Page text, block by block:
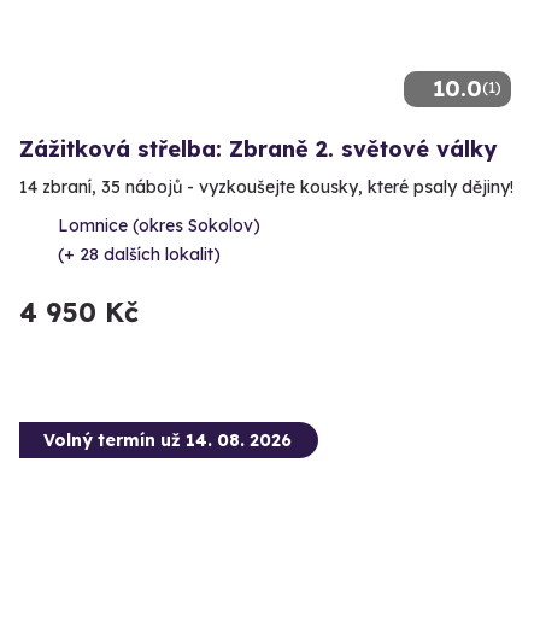
10.0(1)
Zážitková střelba: Zbraně 2. světové války
14 zbraní, 35 nábojů - vyzkoušejte kousky, které psaly dějiny!
Lomnice (okres Sokolov)
(+ 28 dalších lokalit)
4 950 Kč
Volný termín už 14. 08. 2026